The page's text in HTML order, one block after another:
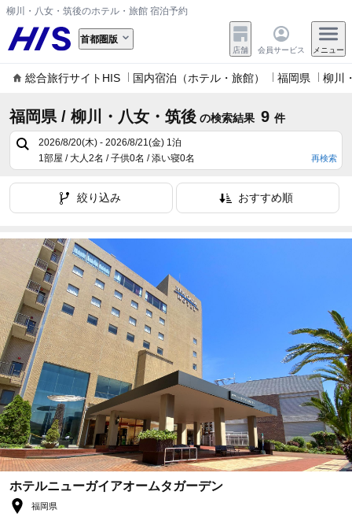
柳川・八女・筑後のホテル・旅館 宿泊予約
首都圏版
店舗 会員サービス メニュー
総合旅行サイトHIS 国内宿泊（ホテル・旅館） 福岡県 柳川
福岡県 / 柳川・八女・筑後 の検索結果 9 件
2026/8/20(木) - 2026/8/21(金) 1泊
1部屋 / 大人2名 / 子供0名 / 添い寝0名
再検索
絞り込み おすすめ順
ホテルニューガイアオームタガーデン
福岡県